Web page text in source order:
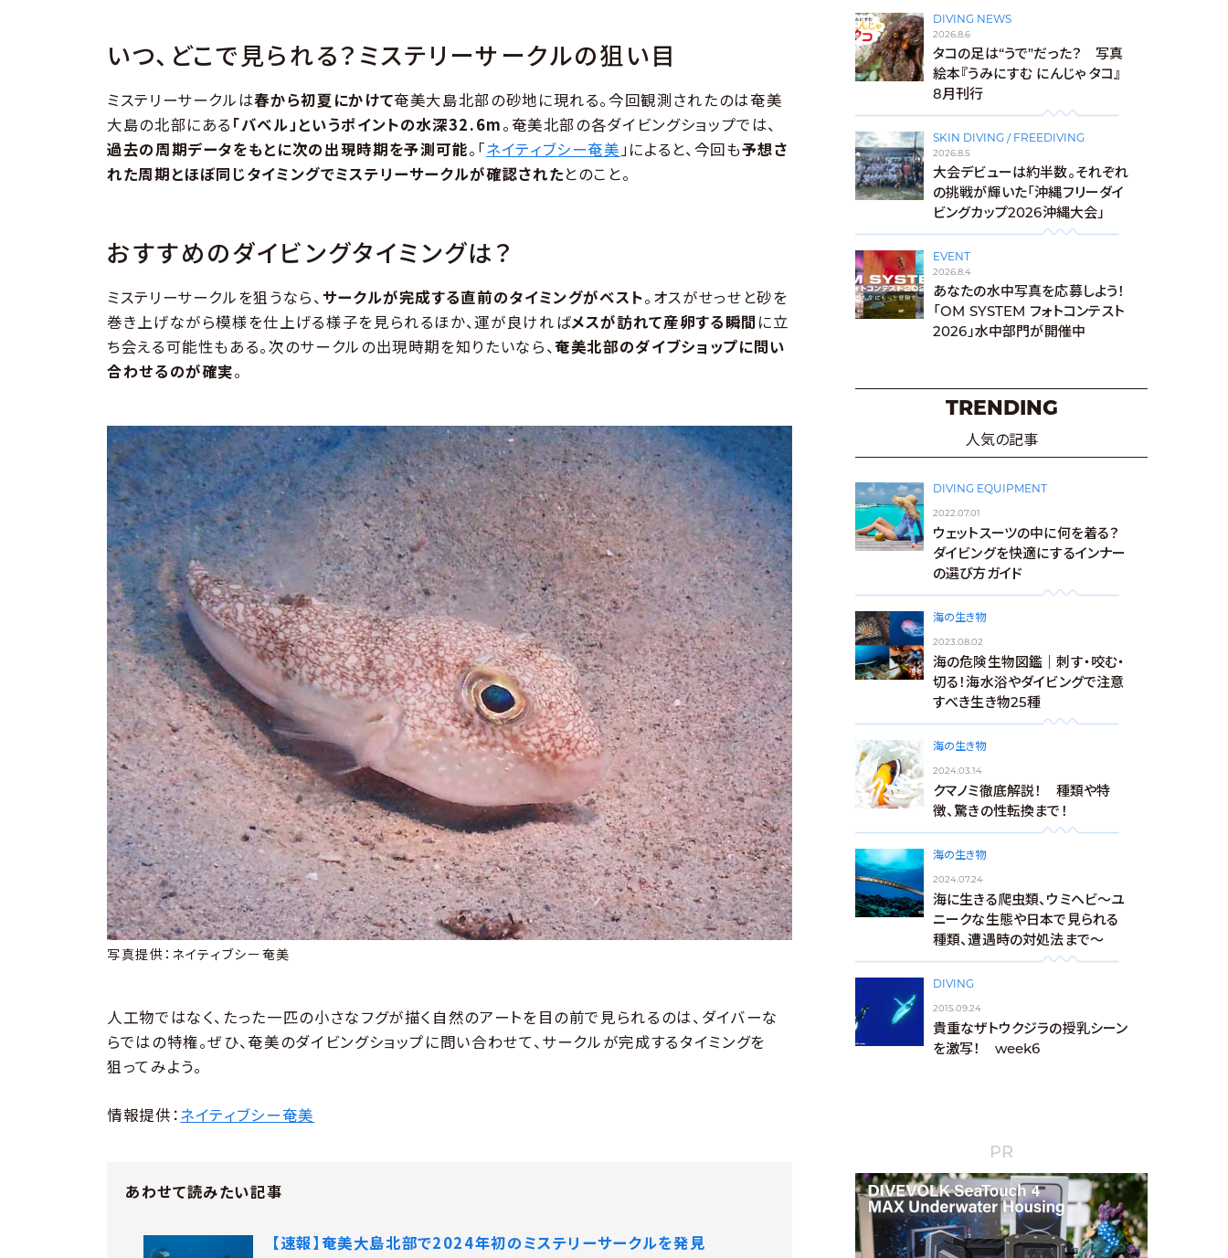
いつ、どこで見られる？ミステリーサークルの狙い目
ミステリーサークルは春から初夏にかけて奄美大島北部の砂地に現れる。今回観測されたのは奄美
大島の北部にある 「バベル」というポイントの水深32.6m。奄美北部の各ダイビングショップでは、
過去の周期データをもとに次の出現時期を予測可能。「ネイティブシー奄美」によると、今回も予想さ
れた周期とほぼ同じタイミングでミステリーサークルが確認されたとのこと。
おすすめのダイビングタイミングは？
ミステリーサークルを狙うなら、サークルが完成する直前のタイミングがベスト。オスがせっせと砂を
巻き上げながら模様を仕上げる様子を見られるほか、運が良ければメスが訪れて産卵する瞬間 に立
ち会える可能性もある。次のサークルの出現時期を知りたいなら、奄美北部のダイブショップに問い
合わせるのが確実。
写真提供：ネイティブシー奄美
人工物ではなく、たった一匹の小さなフグが描く自然のアートを目の前で見られるのは、ダイバーな
らではの特権。ぜひ、奄美のダイビングショップに問い合わせて、サークルが完成するタイミングを
狙ってみよう。
情報提供：ネイティブシー奄美
あわせて読みたい記事
【速報】奄美大島北部で2024年初のミステリーサークルを発見
DIVING NEWS
2026.8.6
タコの足は“うで”だった？ 写真
絵本『うみにすむ にんじゃ タコ』
8月刊行
SKIN DIVING / FREEDIVING
2026.8.5
大会デビューは約半数。それぞれ
の挑戦が輝いた「沖縄フリーダイ
ビングカップ2026沖縄大会」
EVENT
2026.8.4
あなたの水中写真を応募しよう！
「OM SYSTEM フォトコンテスト
2026」水中部門が開催中
TRENDING
人気の記事
DIVING EQUIPMENT
2022.07.01
ウェットスーツの中に何を着る？
ダイビングを快適にするインナー
の選び方ガイド
海の生き物
2023.08.02
海の危険生物図鑑｜刺す・咬む・
切る！海水浴やダイビングで注意
すべき生き物25種
海の生き物
2024.03.14
クマノミ徹底解説！ 種類や特
徴、驚きの性転換まで！
海の生き物
2024.07.24
海に生きる爬虫類、ウミヘビ～ユ
ニークな生態や日本で見られる
種類、遭遇時の対処法まで～
DIVING
2015.09.24
貴重なザトウクジラの授乳シーン
を激写！ week6
PR